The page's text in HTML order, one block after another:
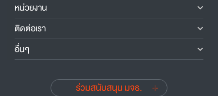
หน่วยงาน
ติดต่อเรา
อื่นๆ
ร่วมสนับสนุน มจธ.